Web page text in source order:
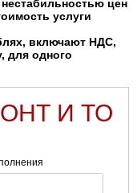
цен
услуги
включают НДС,
для одного
И ТО